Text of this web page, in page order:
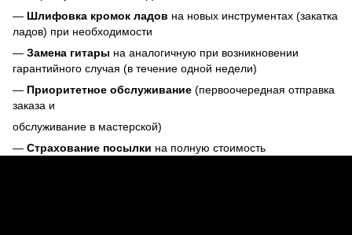
— Шлифовка кромок ладов на новых инструментах (закатка
ладов) при необходимости
— Замена гитары на аналогичную при возникновении
гарантийного случая (в течение одной недели)
— Приоритетное обслуживание (первоочередная отправка
заказа и
обслуживание в мастерской)
— Страхование посылки на полную стоимость